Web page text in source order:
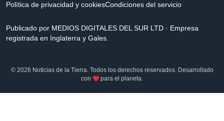
Política de privacidad y cookiesCondiciones del servicio
Publicado por MEDIOS DIGITALES DEL SUR LTD · Empresa
registrada en Inglaterra y Gales.
© 2026 Noticias de la Tierra. Todos los derechos reservados. Desarrollado
con
para el planeta.